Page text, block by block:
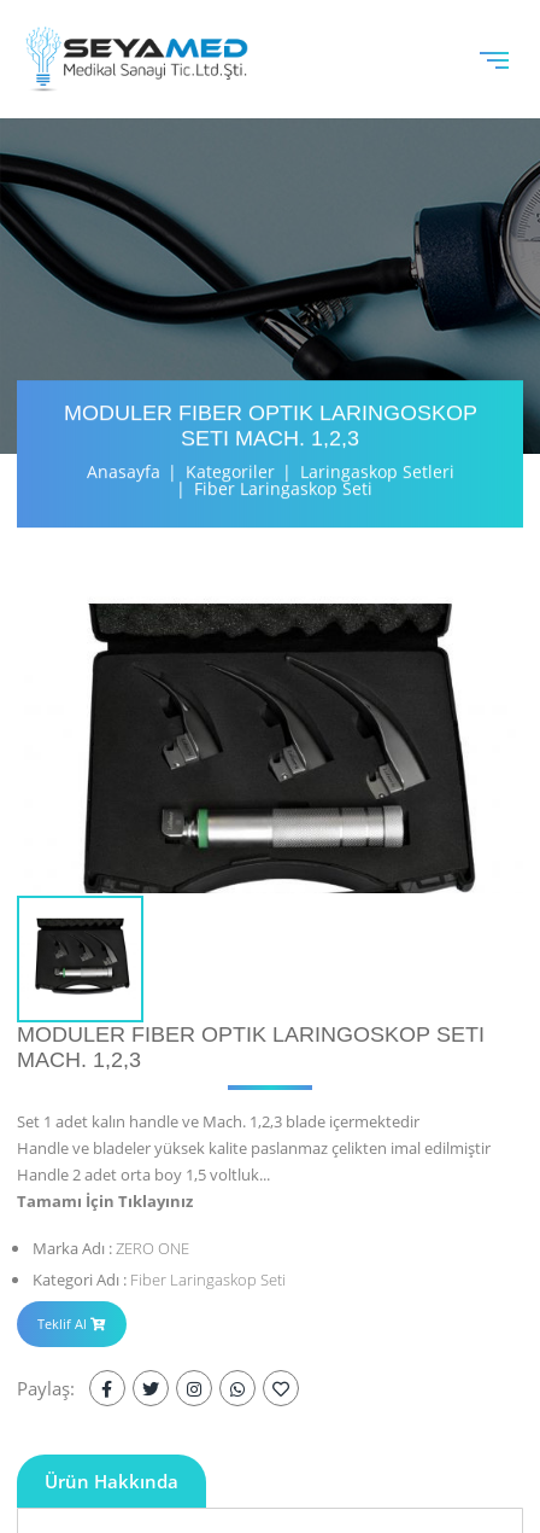
MODULER FIBER OPTIK LARINGOSKOP
SETI MACH. 1,2,3
Anasayfa Kategoriler Laringaskop Setleri
Fiber Laringaskop Seti
MODULER FIBER OPTIK LARINGOSKOP SETI
MACH. 1,2,3
Set 1 adet kalın handle ve Mach. 1,2,3 blade içermektedir
Handle ve bladeler yüksek kalite paslanmaz çelikten imal edilmiştir
Handle 2 adet orta boy 1,5 voltluk...
Tamamı İçin Tıklayınız
Marka Adı :ZERO ONE
Kategori Adı : Fiber Laringaskop Seti
Teklif Al
Paylaş:
Ürün Hakkında